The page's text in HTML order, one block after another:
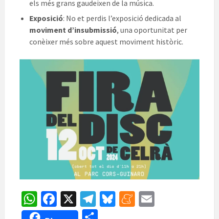
els més grans gaudeixen de la música.
Exposició: No et perdis l’exposició dedicada al
moviment d’insubmissió, una oportunitat per
conèixer més sobre aquest moviment històric.
W
h
Fa
ce
X
Te
le
Bl M